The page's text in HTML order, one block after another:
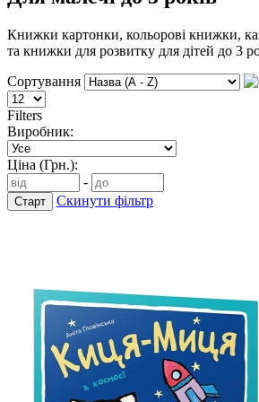
Книжки картонки, кольорові книжки,
та книжки для розвитку для дітей до 3
Сортування
Filters
Виробник:
Ціна (Грн.):
-
Скинути фільтр